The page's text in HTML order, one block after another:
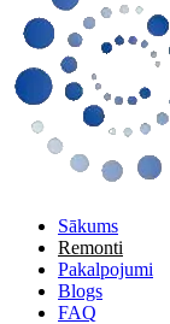
Sākums
Remonti
Pakalpojumi
Blogs
FAQ